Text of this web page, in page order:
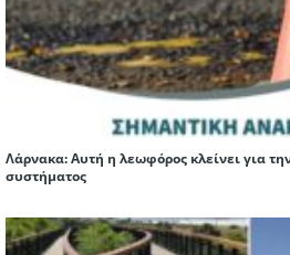
Λάρνακα: Αυτή η λεωφόρος κλείνει για
συστήματος